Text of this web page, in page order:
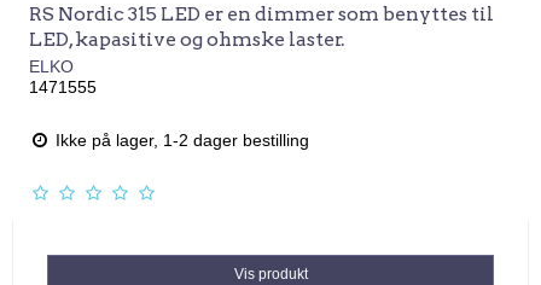
RS Nordic 315 LED er en dimmer som benyttes til
LED, kapasitive og ohmske laster.
ELKO
1471555
Ikke på lager, 1-2 dager bestilling
Vis produkt